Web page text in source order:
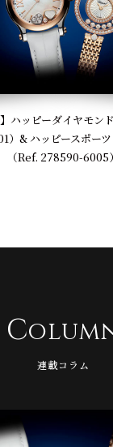
】ハッピーダイヤモン
）& ハッピースポーツ
（Ref. 278590-6005）
C
連載コラム